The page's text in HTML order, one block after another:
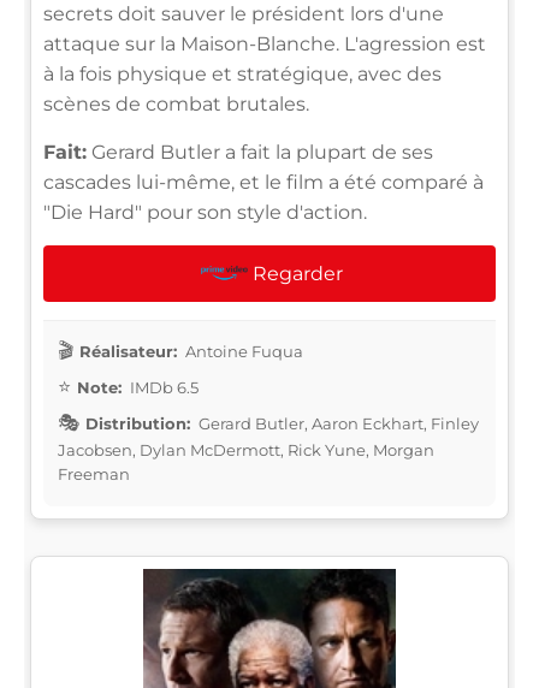
secrets doit sauver le président lors d'une
attaque sur la Maison-Blanche. L'agression est
à la fois physique et stratégique, avec des
scènes de combat brutales.
Fait: Gerard Butler a fait la plupart de ses
cascades lui-même, et le film a été comparé à
"Die Hard" pour son style d'action.
Regarder
Réalisateur: Antoine Fuqua
Note: IMDb 6.5
Distribution: Gerard Butler, Aaron Eckhart, Finley
Jacobsen, Dylan McDermott, Rick Yune, Morgan
Freeman